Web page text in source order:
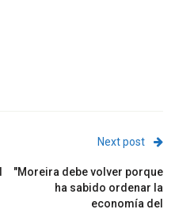
Next post
"Moreira debe volver porque
ha sabido ordenar la
economía del